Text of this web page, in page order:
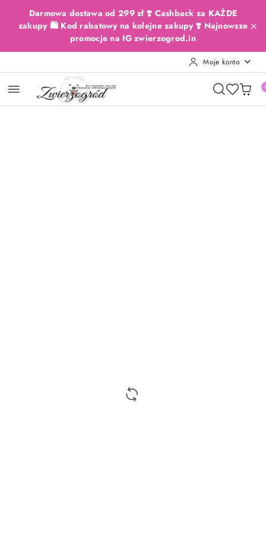
Przejdź do treści głównej
Przejdź do wyszukiwarki
Przejdź do moje konto
Przejdź do menu głównego
Przejdź do opisu produktu
Przejdź do stopki
Darmowa dostawa od 299 zł ❣️ Cashback za KAŻDE
zakupy 🛍️ Kod rabatowy na kolejne zakupy ❣️ Najnowsze
promocje na IG zwierzogrod.in
Moje konto